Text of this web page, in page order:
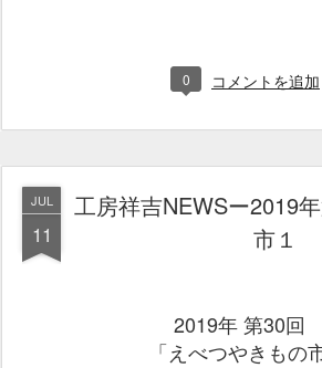
0 コメントを追加
JUL
11
工房祥吉NEWSー2019
市１
2019年 第30回
「えべつやきもの